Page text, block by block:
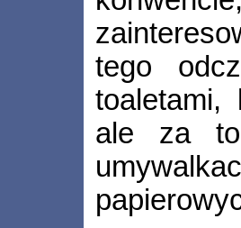
tego
toaletami,
ale za to